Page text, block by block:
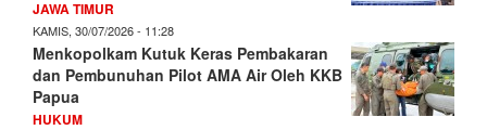
JAWA TIMUR
KAMIS, 30/07/2026 - 11:28
Menkopolkam Kutuk Keras Pembakaran
dan Pembunuhan Pilot AMA Air Oleh KKB
Papua
HUKUM